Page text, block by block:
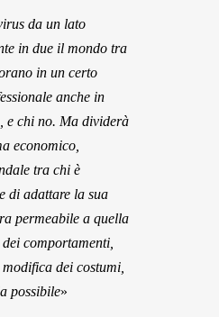
da un lato
in due il mondo tra
in un certo
anche in
e chi no. Ma dividerà
economico,
tra chi è
di adattare la sua
permeabile a quella
comportamenti,
dei costumi,
possibile»